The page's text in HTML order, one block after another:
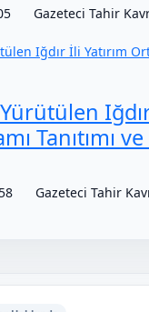
Gazeteci Tahir
Tanıtımı
Gazeteci Tahir